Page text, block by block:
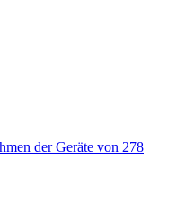
der Geräte von 278